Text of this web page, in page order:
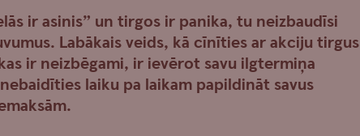
ir asinis” un tirgos ir panika, tu neizbaudīsi
Labākais veids, kā cīnīties ar akciju tirgus
ir neizbēgami, ir ievērot savu ilgtermiņa
laiku pa laikam papildināt savus